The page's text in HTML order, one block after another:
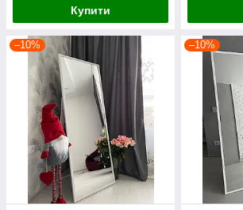
Купити
–10% –10%